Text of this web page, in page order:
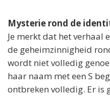
Mysterie rond de
Je merkt dat het
de geheimzinnigheid
wordt niet volledig
haar naam met een S
ontbreken volledig. Er is